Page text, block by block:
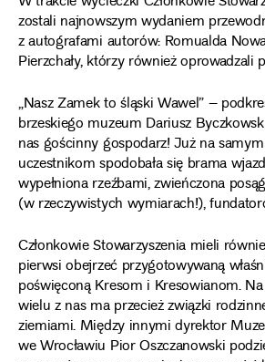
zostali najnowszym wydaniem
z autografami autorów: Romualda
Pierzchały, którzy również oprowadzali
„Nasz Zamek to śląski Wawel” –
brzeskiego muzeum Dariusz
nas gościnny gospodarz! Już na
uczestnikom spodobała się brama
wypełniona rzeźbami, zwieńczona
(w rzeczywistych wymiarach!),
Członkowie Stowarzyszenia mieli
pierwsi obejrzeć przygotowywaną
poświęconą Kresom i Kresowianom.
wielu z nas ma przecież związki
ziemiami. Między innymi dyrektor
we Wrocławiu Pior Oszczanowski